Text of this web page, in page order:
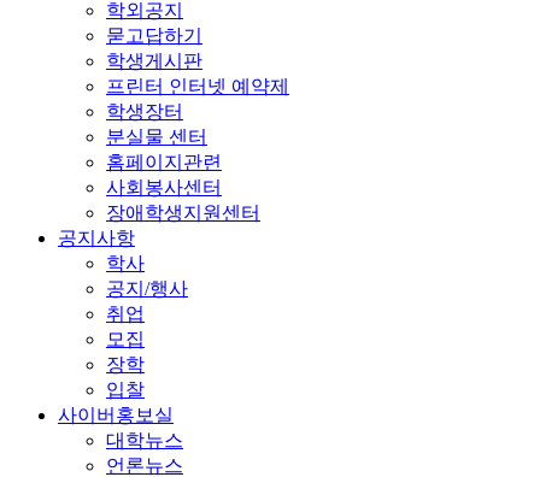
학외공지
묻고답하기
학생게시판
프린터 인터넷 예약제
학생장터
분실물 센터
홈페이지관련
사회봉사센터
장애학생지원센터
공지사항
학사
공지/행사
취업
모집
장학
입찰
사이버홍보실
대학뉴스
언론뉴스